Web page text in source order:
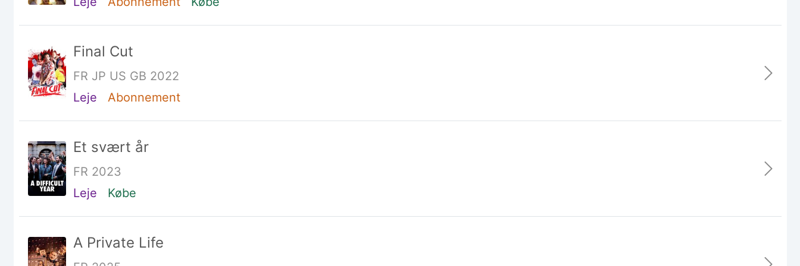
Final Cut
FR JP US GB 2022
Leje
Abonnement
Et svært år
FR 2023
Leje
Købe
A Private Life